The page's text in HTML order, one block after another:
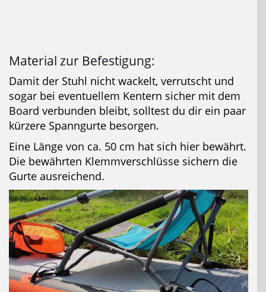
Material zur Befestigung:
Damit der Stuhl nicht wackelt, verrutscht und
sogar bei eventuellem Kentern sicher mit dem
Board verbunden bleibt, solltest du dir ein paar
kürzere Spanngurte besorgen.
Eine Länge von ca. 50 cm hat sich hier bewährt.
Die bewährten Klemmverschlüsse sichern die
Gurte ausreichend.